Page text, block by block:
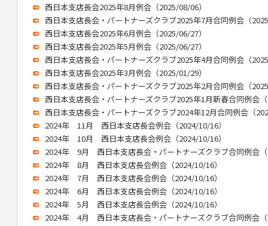
西日本支店長会2025年8月例会（2025/08/06）
西日本支店長会・パートナーズクラブ2025年7月合同例会（
西日本支店長会2025年6月例会（2025/06/27）
西日本支店長会2025年5月例会（2025/06/27）
西日本支店長会・パートナーズクラブ2025年4月合同例会（
西日本支店長会2025年3月例会（2025/01/29）
西日本支店長会・パートナーズクラブ2025年2月合同例会（
西日本支店長会・パートナーズクラブ2025年1月新春合同例会
西日本支店長会・パートナーズクラブ2024年12月合同例会（
2024年 11月 西日本支店長会例会（2024/10/16）
2024年 10月 西日本支店長会例会（2024/10/16）
2024年 9月 西日本支店長会・パートナーズクラブ合同例会
2024年 8月 西日本支店長会例会（2024/10/16）
2024年 7月 西日本支店長会例会（2024/10/16）
2024年 6月 西日本支店長会例会（2024/10/16）
2024年 5月 西日本支店長会例会（2024/10/16）
2024年 4月 西日本支店長会・パートナーズクラブ合同例会